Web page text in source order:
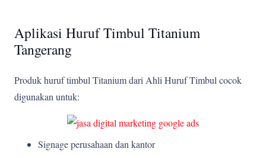
Aplikasi Huruf Timbul Titanium
Tangerang
Produk huruf timbul Titanium dari Ahli Huruf Timbul cocok
digunakan untuk:
Signage perusahaan dan kantor